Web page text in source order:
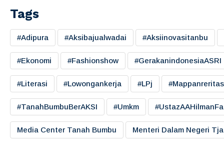
Tags
#adipura #aksibajualwadai #aksiinovasitanbu
#ekonomi #fashionshow #gerakanindonesiaASRI
#literasi #lowongankerja #LPj
#TanahBumbuBerAKSI #umkm
Media Center Tanah Bumbu Menteri Dalam Negeri